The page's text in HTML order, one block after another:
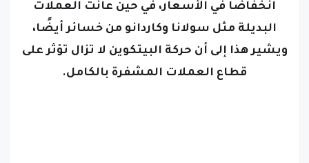
انخفاضًا في الأسعار، في حين عانت العملات
البديلة مثل سولانا وكاردانو من خسائر أيضًا،
ويشير هذا إلى أن حركة البيتكوين لا تزال تؤثر على
قطاع العملات المشفرة بالكامل.